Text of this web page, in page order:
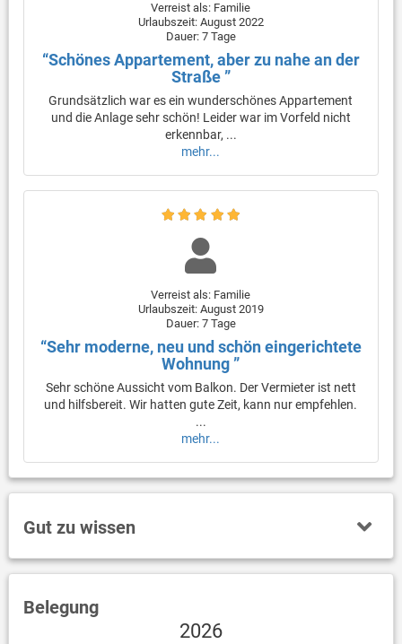
Verreist als: Familie
Urlaubszeit: August 2022
Dauer: 7 Tage
“Schönes Appartement, aber zu nahe an der
Straße ”
Grundsätzlich war es ein wunderschönes Appartement
und die Anlage sehr schön! Leider war im Vorfeld nicht
erkennbar, ...
mehr...
Verreist als: Familie
Urlaubszeit: August 2019
Dauer: 7 Tage
“Sehr moderne, neu und schön eingerichtete
Wohnung ”
Sehr schöne Aussicht vom Balkon. Der Vermieter ist nett
und hilfsbereit. Wir hatten gute Zeit, kann nur empfehlen.
...
mehr...
Gut zu wissen
Belegung
2026